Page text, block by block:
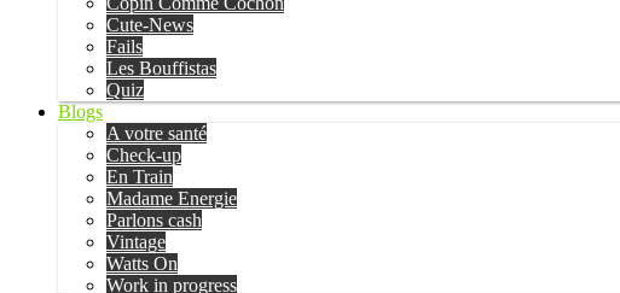
Cute-News
Fails
Les Bouffistas
Quiz
Blogs
A votre santé
Check-up
En Train
Madame Energie
Parlons cash
Vintage
Watts On
Work in progress